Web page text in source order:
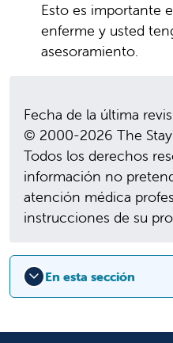
Esto es importante
enferme y usted
asesoramiento.
Fecha de la última
© 2000-2026 The
Todos los derechos
información no
atención médica
instrucciones de su
En esta sección